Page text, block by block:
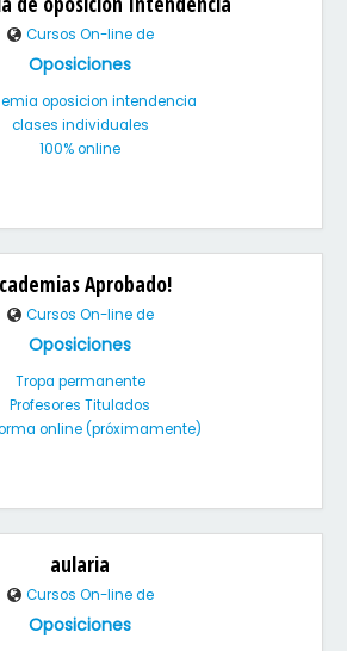
Cursos On-line de
Oposiciones
oposicion intendencia
clases individuales
100% online
Aprobado!
Cursos On-line de
Oposiciones
Tropa permanente
Profesores Titulados
online (próximamente)
aularia
Cursos On-line de
Oposiciones